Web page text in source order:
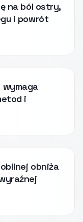
na ból ostry,
i powrót
i
obniża